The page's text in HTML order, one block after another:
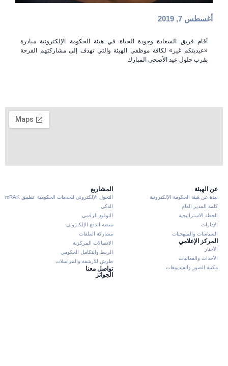
أغسطس 7, 2019
أقام فريق السعادة وجودة الحياة في هيئة الحكومة الإلكترونية مبادرة
«عيديتكم غير» لكافة موظفي الهيئة والتي تهدف إلى مشاركتهم الفرحة
بقرب حلول عيد الأضحى المبارك
عن الهيئة
نبذة عن هيئة الحكومة الإلكترونية
كلمة المدير العام
الخطة الاستراتيجية
الإدارات
السياسات والمنهجيات
المركز الإعلامي
الأخبار
الأحداث والفعاليات
مكتبة الصور والفيديوهات
المشاريع
التحول الإلكتروني للخدمات الحكومية
تطبيق mRAK
الذكي
التوقيع الرقمي
منصة الدفع الإلكتروني
مشاركة الملفات
الاتصالات المركزية
الربط والتكامل الحكومي
طرش للأرشفة والمراسلات
تواصل معنا
الجوائز